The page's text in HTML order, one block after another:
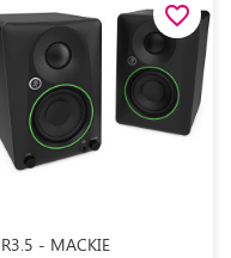
 Aperçu rapide
- MACKIE
favorite_border